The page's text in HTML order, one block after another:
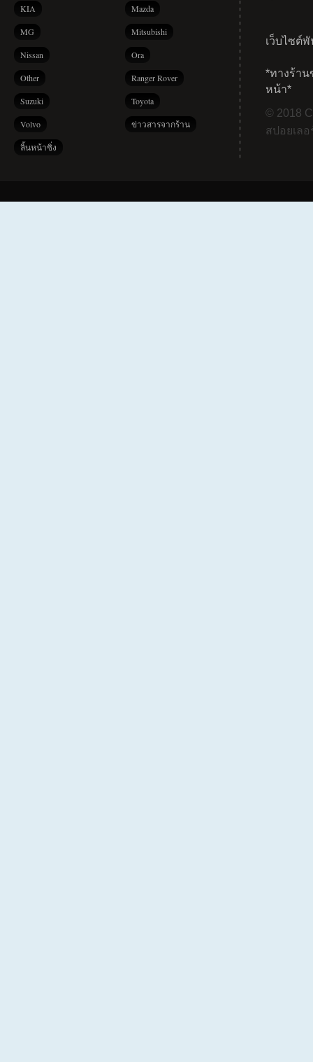
KIA Mazda
MG Mitsubishi
Nissan Ora
Other Ranger Rover
Suzuki Toyota
Volvo ข่าวสารจากร้าน
ลิ้นหน้าซิ่ง
เว็บไซต์
*ทางร้าน
หน้า*
© 2018
สปอยเล